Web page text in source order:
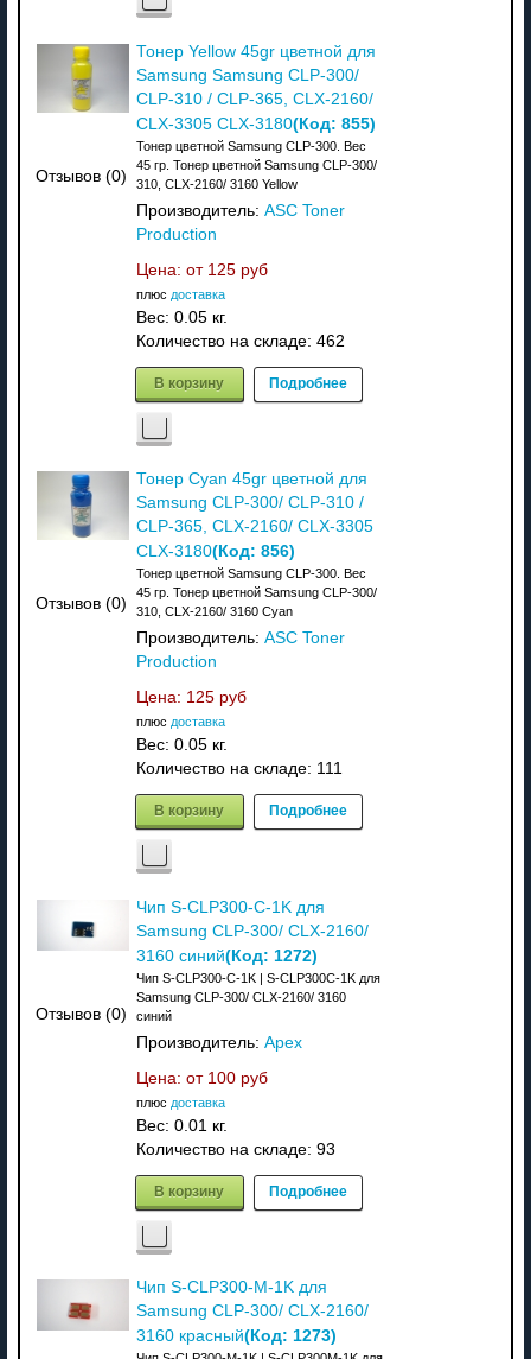
Отзывов (0)
Тонер Yellow 45gr цветной для
Samsung Samsung CLP-300/
CLP-310 / CLP-365, CLX-2160/
CLX-3305 CLX-3180(Код: 855)
Тонер цветной Samsung CLP-300. Вес
45 гр. Тонер цветной Samsung CLP-300/
310, CLX-2160/ 3160 Yellow
Производитель: ASC Toner
Production
Цена: от 125 руб
плюс доставка
Вес: 0.05 кг.
Количество на складе: 462
В корзину Подробнее
Отзывов (0)
Тонер Cyan 45gr цветной для
Samsung CLP-300/ CLP-310 /
CLP-365, CLX-2160/ CLX-3305
CLX-3180(Код: 856)
Тонер цветной Samsung CLP-300. Вес
45 гр. Тонер цветной Samsung CLP-300/
310, CLX-2160/ 3160 Cyan
Производитель: ASC Toner
Production
Цена: 125 руб
плюс доставка
Вес: 0.05 кг.
Количество на складе: 111
В корзину Подробнее
Отзывов (0)
Чип S-CLP300-C-1K для
Samsung CLP-300/ CLX-2160/
3160 синий(Код: 1272)
Чип S-CLP300-C-1K | S-CLP300C-1K для
Samsung CLP-300/ CLX-2160/ 3160
синий
Производитель: Apex
Цена: от 100 руб
плюс доставка
Вес: 0.01 кг.
Количество на складе: 93
В корзину Подробнее
Чип S-CLP300-M-1K для
Samsung CLP-300/ CLX-2160/
3160 красный(Код: 1273)